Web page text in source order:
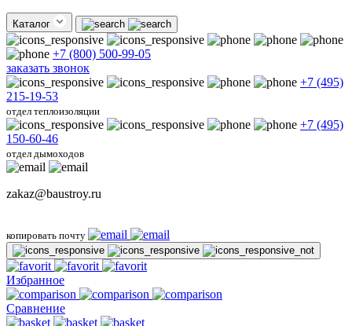
Каталог
+7 (800) 500-99-05
заказать звонок
+7 (495)
215-19-53
отдел теплоизоляции
+7 (495)
150-60-46
отдел дымоходов
zakaz@baustroy.ru
копировать почту
Избранное
Сравнение